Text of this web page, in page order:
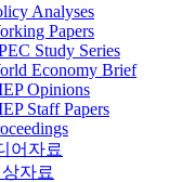
Analyses
Papers
Study Series
Economy Brief
Opinions
Staff Papers
어자료
자료